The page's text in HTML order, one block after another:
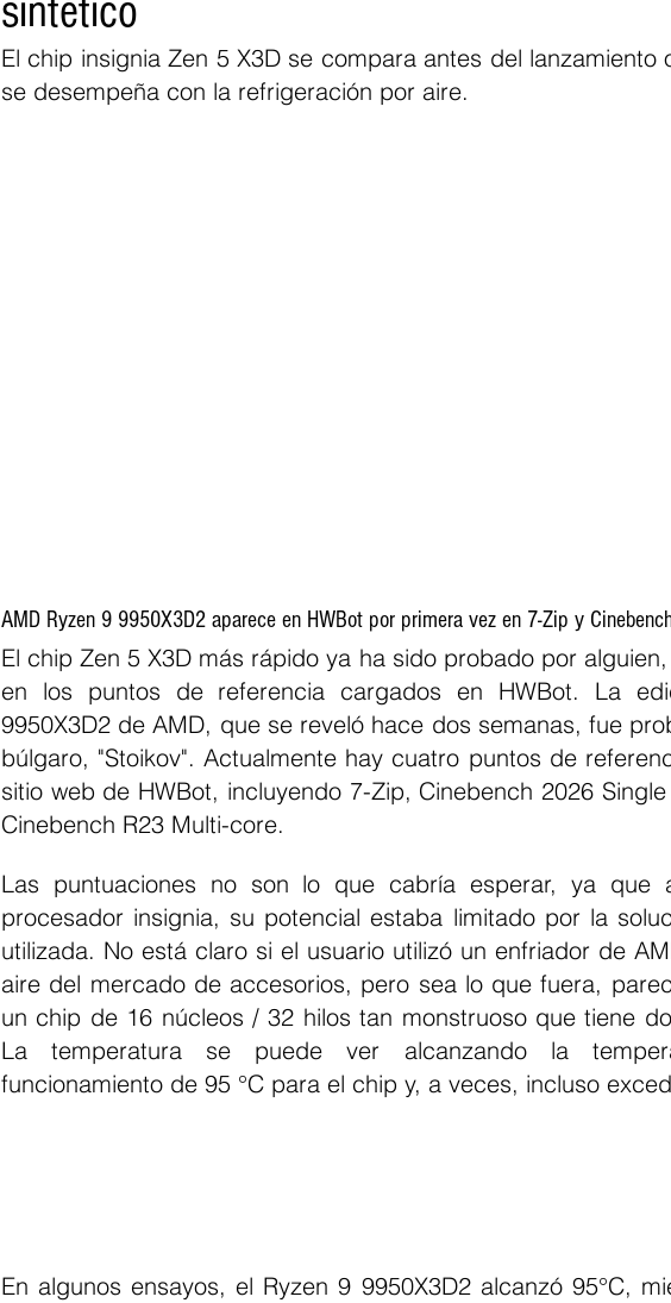
sintético
El chip insignia Zen 5 X3D se compara antes del lanzamiento
se desempeña con la refrigeración por aire.
AMD Ryzen 9 9950X3D2 aparece en HWBot por primera vez en 7-Zip y
El chip Zen 5 X3D más rápido ya ha sido probado por
en los puntos de referencia cargados en HWBot. La
9950X3D2 de AMD, que se reveló hace dos semanas, fue
búlgaro, "Stoikov". Actualmente hay cuatro puntos de
sitio web de HWBot, incluyendo 7-Zip, Cinebench 2026
Cinebench R23 Multi-core.
Las puntuaciones no son lo que cabría esperar, ya
procesador insignia, su potencial estaba limitado por la
utilizada. No está claro si el usuario utilizó un enfriador de
aire del mercado de accesorios, pero sea lo que fuera,
un chip de 16 núcleos / 32 hilos tan monstruoso que tiene
La temperatura se puede ver alcanzando la
funcionamiento de 95 °C para el chip y, a veces, incluso
En algunos ensayos, el Ryzen 9 9950X3D2 alcanzó 95°C,